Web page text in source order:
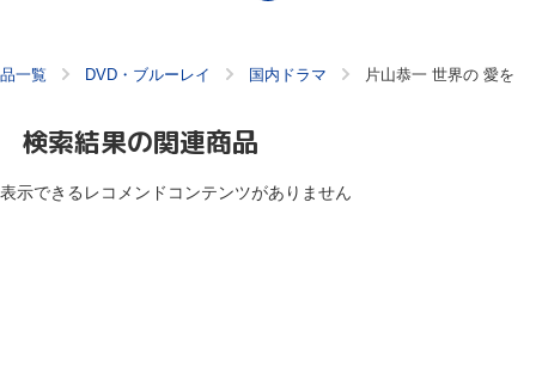
一覧 DVD・ブルーレイ 国内ドラマ 片山恭一 世界の 愛を
検索結果の関連商品
表示できるレコメンドコンテンツがありません